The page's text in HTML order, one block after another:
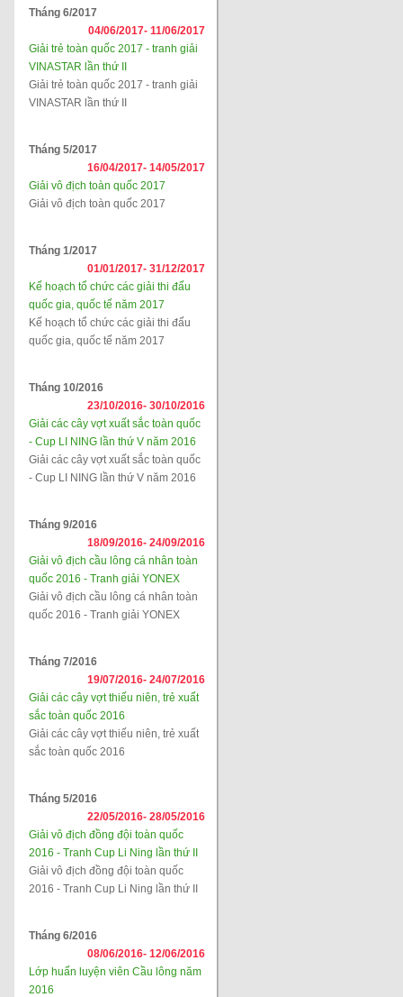
Tháng 6/2017
04/06/2017- 11/06/2017
Giải trẻ toàn quốc 2017 - tranh giải
VINASTAR lần thứ II
Giải trẻ toàn quốc 2017 - tranh giải
VINASTAR lần thứ II
Tháng 5/2017
16/04/2017- 14/05/2017
Giải vô địch toàn quốc 2017
Giải vô địch toàn quốc 2017
Tháng 1/2017
01/01/2017- 31/12/2017
Kế hoạch tổ chức các giải thi đấu
quốc gia, quốc tế năm 2017
Kế hoạch tổ chức các giải thi đấu
quốc gia, quốc tế năm 2017
Tháng 10/2016
23/10/2016- 30/10/2016
Giải các cây vợt xuất sắc toàn quốc
- Cup LI NING lần thứ V năm 2016
Giải các cây vợt xuất sắc toàn quốc
- Cup LI NING lần thứ V năm 2016
Tháng 9/2016
18/09/2016- 24/09/2016
Giải vô địch cầu lông cá nhân toàn
quốc 2016 - Tranh giải YONEX
Giải vô địch cầu lông cá nhân toàn
quốc 2016 - Tranh giải YONEX
Tháng 7/2016
19/07/2016- 24/07/2016
Giải các cây vợt thiếu niên, trẻ xuất
sắc toàn quốc 2016
Giải các cây vợt thiếu niên, trẻ xuất
sắc toàn quốc 2016
Tháng 5/2016
22/05/2016- 28/05/2016
Giải vô địch đồng đội toàn quốc
2016 - Tranh Cup Li Ning lần thứ II
Giải vô địch đồng đội toàn quốc
2016 - Tranh Cup Li Ning lần thứ II
Tháng 6/2016
08/06/2016- 12/06/2016
Lớp huấn luyện viên Cầu lông năm
2016